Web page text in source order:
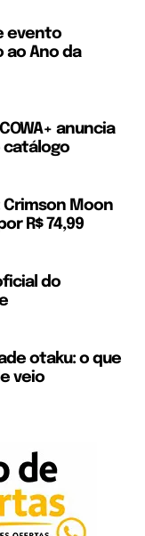
evento
Ano da
anuncia
catálogo
Crimson Moon
R$ 74,99
do
otaku: o que
veio